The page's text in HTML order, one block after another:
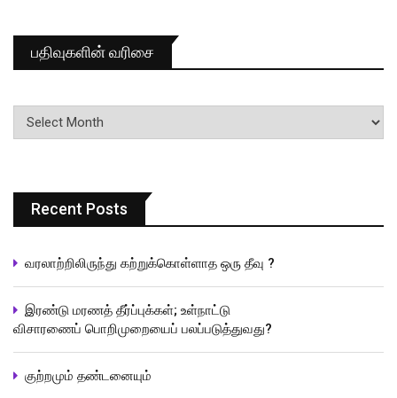
பதிவுகளின் வரிசை
பதிவுகளின்
வரிசை
Recent Posts
வரலாற்றிலிருந்து கற்றுக்கொள்ளாத ஒரு தீவு ?
இரண்டு மரணத் தீர்ப்புக்கள்; உள்நாட்டு
விசாரணைப் பொறிமுறையைப் பலப்படுத்துவது?
குற்றமும் தண்டனையும்